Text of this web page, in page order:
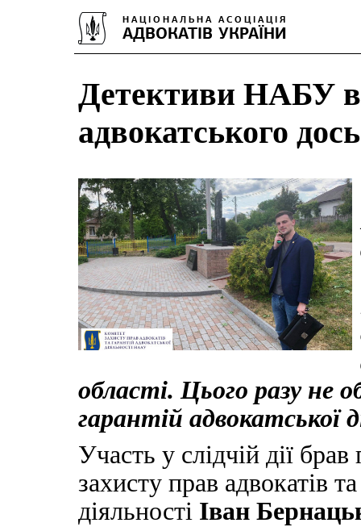
Детективи НАБУ
адвокатського
області. Цього разу не
гарантій адвокатської
Участь у слідчій дії
захисту прав адвокатів
діяльності Іван